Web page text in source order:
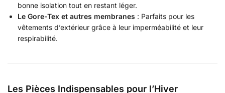
bonne isolation tout en restant léger.
Le Gore-Tex et autres membranes : Parfaits pour les
vêtements d’extérieur grâce à leur imperméabilité et leur
respirabilité.
Les Pièces Indispensables pour l’Hiver